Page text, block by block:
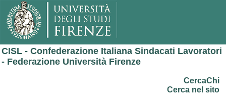
CISL - Confederazione Italiana Sindacati Lavoratori
- Federazione Università Firenze
CercaChi
Cerca nel sito